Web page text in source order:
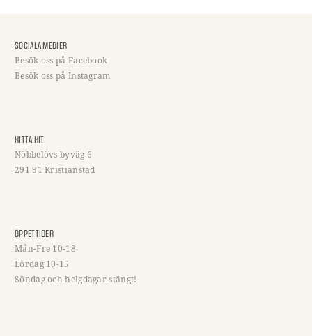
SOCIALA MEDIER
Besök oss på Facebook
Besök oss på Instagram
HITTA HIT
Nöbbelövs byväg 6
291 91 Kristianstad
ÖPPETTIDER
Mån-Fre 10-18
Lördag 10-15
Söndag och helgdagar stängt!